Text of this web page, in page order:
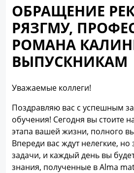
ОБРАЩЕНИЕ
РЯЗГМУ,
РОМАНА
ВЫПУСКНИКАМ
Уважаемые коллеги!
Поздравляю вас с успешным
обучения! Сегодня вы стоите
этапа вашей жизни, полного
Впереди вас ждут нелегкие,
задачи, и каждый день вы
знания, полученные в Alma